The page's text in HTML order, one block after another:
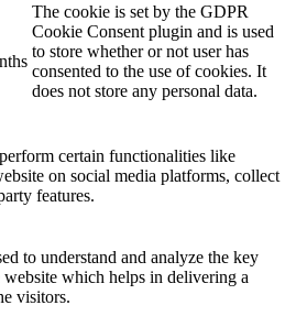
The cookie is set by the GDPR
Cookie Consent plugin and is used
to store whether or not user has
consented to the use of cookies. It
does not store any personal data.
certain functionalities like
on social media platforms, collect
features.
to understand and analyze the key
which helps in delivering a
visitors.